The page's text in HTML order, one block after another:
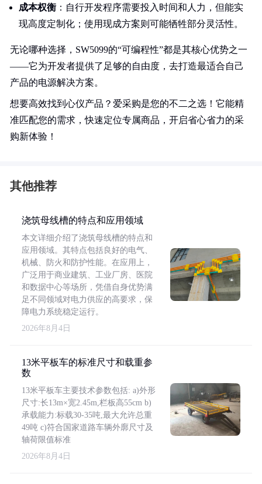
成本权衡 ：自行开发程序需要投入时间和人力，但能实
现高度定制化；使用现成方案则可能牺牲部分灵活性。
无论哪种选择，SW5099的“可编程性”都是其核心优势之一
——它为开发者提供了足够的自由度，去打造最适合自己
产品的电源解决方案。
想要高效找到心仪产品？爱采购是您的不二之选！它能精
准匹配您的需求，快速定位专属商品，开启省心省力的采
购新体验！
其他推荐
浇筑母线槽的特点和应用领域
本文详细介绍了浇筑母线槽的特点和
应用领域。其特点包括良好的电气、
机械、防火和防护性能。在应用上，
广泛用于商业建筑、工业厂房、医院
和数据中心等场所，凭借自身优势满
足不同领域对电力供应的高要求，保
障电力系统稳定运行。
2026年8月4日
13米平板车的标准尺寸和载重参
数
13米平板车主要技术参数包括: a)外形
尺寸:长13m×宽2.45m,栏板高55cm b)
承载能力:标载30-35吨,最大允许总重
49吨 c)符合国家道路车辆外廓尺寸及
轴荷限值标准
2026年8月4日